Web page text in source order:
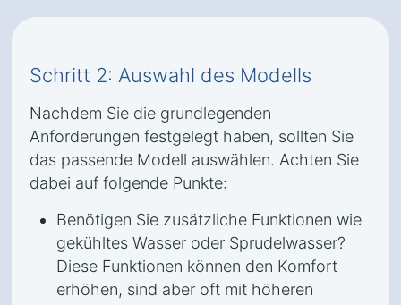
Schritt 2: Auswahl des Modells
Nachdem Sie die grundlegenden
Anforderungen festgelegt haben, sollten Sie
das passende Modell auswählen. Achten Sie
dabei auf folgende Punkte:
Benötigen Sie zusätzliche Funktionen wie
gekühltes Wasser oder Sprudelwasser?
Diese Funktionen können den Komfort
erhöhen, sind aber oft mit höheren